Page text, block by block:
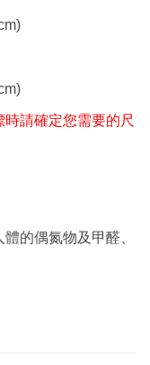
時請確定您需要的尺
的偶氮物及甲醛、